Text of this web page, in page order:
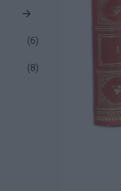
(6)
(8)